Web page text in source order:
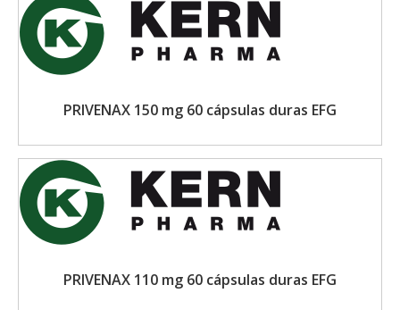
PRIVENAX 150 mg 60 cápsulas duras EFG
PRIVENAX 110 mg 60 cápsulas duras EFG